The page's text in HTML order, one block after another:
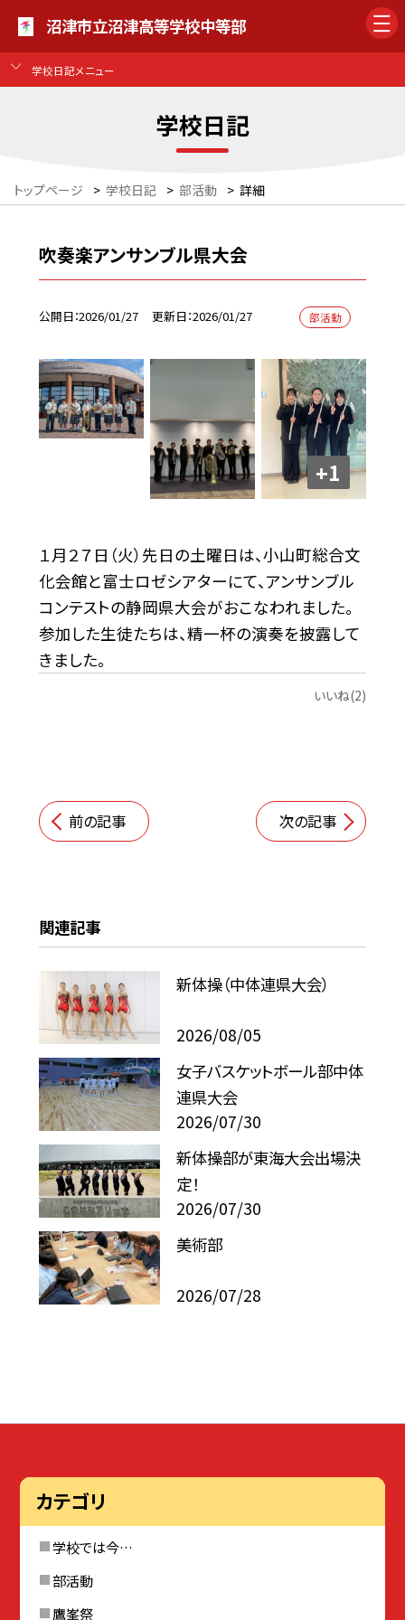
沼津市立沼津高等学校中等部
学校日記メニュー
学校日記
トップページ > 学校日記 > 部活動 > 詳細
吹奏楽アンサンブル県大会
公開日 2026/01/27 更新日 2026/01/27 部活動
+1
１月２７日（火）先日の土曜日は、小山町総合文
化会館と富士ロゼシアターにて、アンサンブル
コンテストの静岡県大会がおこなわれました。
参加した生徒たちは、精一杯の演奏を披露して
きました。
いいね(2)
前の記事 次の記事
関連記事
新体操（中体連県大会）
2026/08/05
女子バスケットボール部中体
連県大会
2026/07/30
新体操部が東海大会出場決
定！
2026/07/30
美術部
2026/07/28
カテゴリ
学校では今…
部活動
鷹峯祭